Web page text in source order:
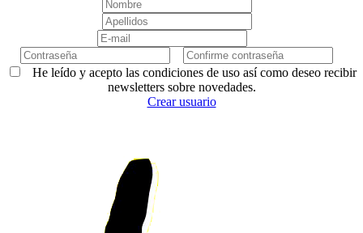
He leído y acepto las condiciones de uso así como deseo recibir
newsletters sobre novedades.
Crear usuario